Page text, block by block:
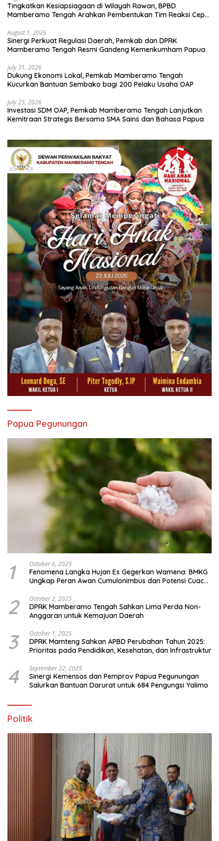
Tingkatkan Kesiapsiagaan di Wilayah Rawan, BPBD
Mamberamo Tengah Arahkan Pembentukan Tim Reaksi Cepat
August 1, 2026
Sinergi Perkuat Regulasi Daerah, Pemkab dan DPRK
Mamberamo Tengah Resmi Gandeng Kemenkumham Papua
July 31, 2026
Dukung Ekonomi Lokal, Pemkab Mamberamo Tengah
Kucurkan Bantuan Sembako bagi 200 Pelaku Usaha OAP
July 25, 2026
Investasi SDM OAP, Pemkab Mamberamo Tengah Lanjutkan
Kemitraan Strategis Bersama SMA Sains dan Bahasa Papua
Papua Pegunungan
1 October 6, 2025
Fenomena Langka Hujan Es Gegerkan Wamena: BMKG
Ungkap Peran Awan Cumulonimbus dan Potensi Cuaca
2 October 2, 2025
DPRK Mamberamo Tengah Sahkan Lima Perda Non-
Anggaran untuk Kemajuan Daerah
3 October 1, 2025
DPRK Mamteng Sahkan APBD Perubahan Tahun 2025:
Prioritas pada Pendidikan, Kesehatan, dan Infrastruktur
4 September 22, 2025
Sinergi Kemensos dan Pemprov Papua Pegunungan
Salurkan Bantuan Darurat untuk 684 Pengungsi Yalimo
Politik